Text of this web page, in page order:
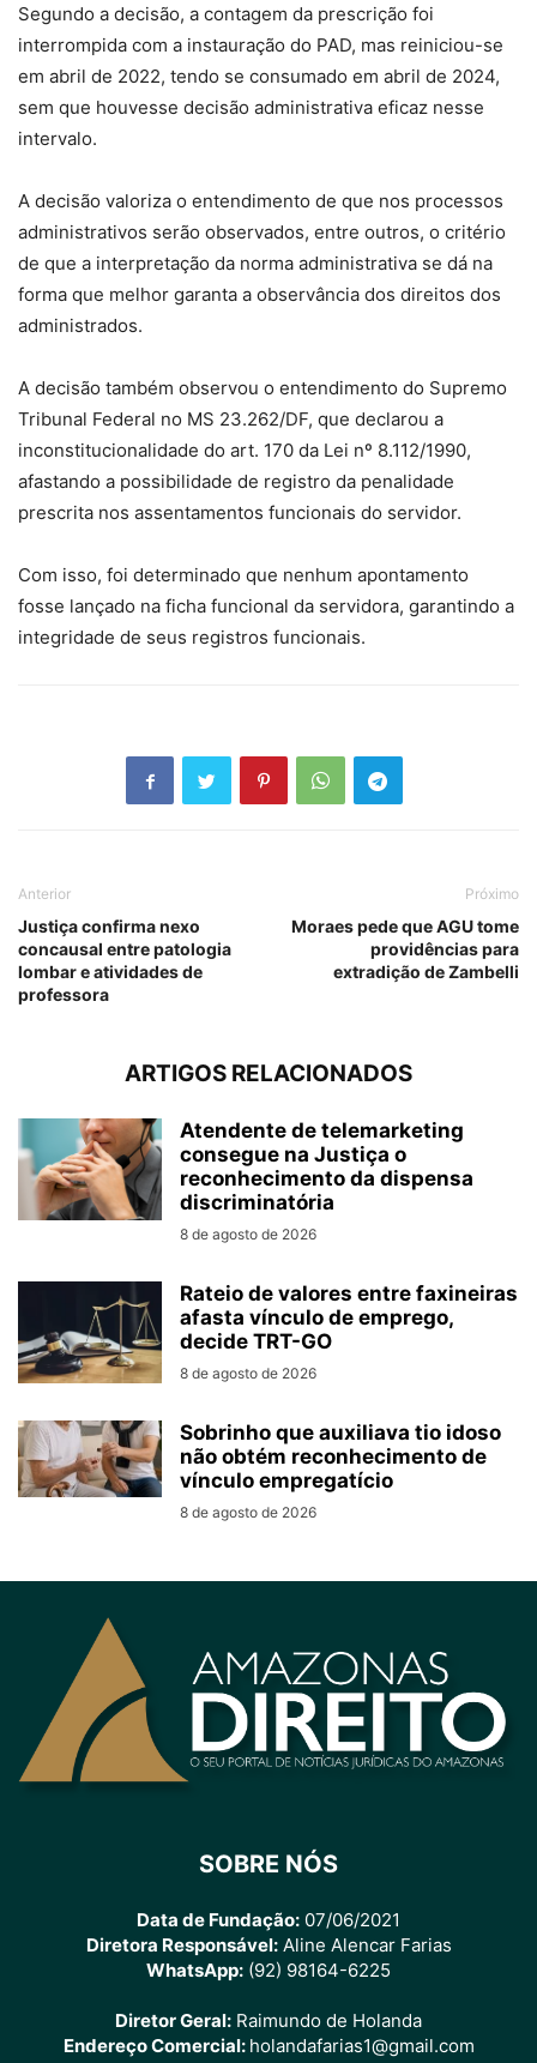
Segundo a decisão, a contagem da prescrição foi
interrompida com a instauração do PAD, mas reiniciou-se
em abril de 2022, tendo se consumado em abril de 2024,
sem que houvesse decisão administrativa eficaz nesse
intervalo.
A decisão valoriza o entendimento de que nos processos
administrativos serão observados, entre outros, o critério
de que a interpretação da norma administrativa se dá na
forma que melhor garanta a observância dos direitos dos
administrados.
A decisão também observou o entendimento do Supremo
Tribunal Federal no MS 23.262/DF, que declarou a
inconstitucionalidade do art. 170 da Lei nº 8.112/1990,
afastando a possibilidade de registro da penalidade
prescrita nos assentamentos funcionais do servidor.
Com isso, foi determinado que nenhum apontamento
fosse lançado na ficha funcional da servidora, garantindo a
integridade de seus registros funcionais.
Anterior
Justiça confirma nexo
concausal entre patologia
lombar e atividades de
professora
Próximo
Moraes pede que AGU tome
providências para
extradição de Zambelli
ARTIGOS RELACIONADOS
Atendente de telemarketing
consegue na Justiça o
reconhecimento da dispensa
discriminatória
8 de agosto de 2026
Rateio de valores entre faxineiras
afasta vínculo de emprego,
decide TRT-GO
8 de agosto de 2026
Sobrinho que auxiliava tio idoso
não obtém reconhecimento de
vínculo empregatício
8 de agosto de 2026
SOBRE NÓS
Data de Fundação: 07/06/2021
Diretora Responsável:Aline Alencar Farias
WhatsApp: (92) 98164-6225
Diretor Geral: Raimundo de Holanda
Endereço Comercial: holandafarias1@gmail.com